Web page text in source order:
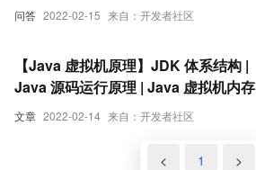
问答 2022-02-15 来自：开发者社区
文章 2022-02-14 来自：开发者社区
【Java 虚拟机原理】JDK 体系结构 |
Java 源码运行原理 | Java 虚拟机内存
< 1 >